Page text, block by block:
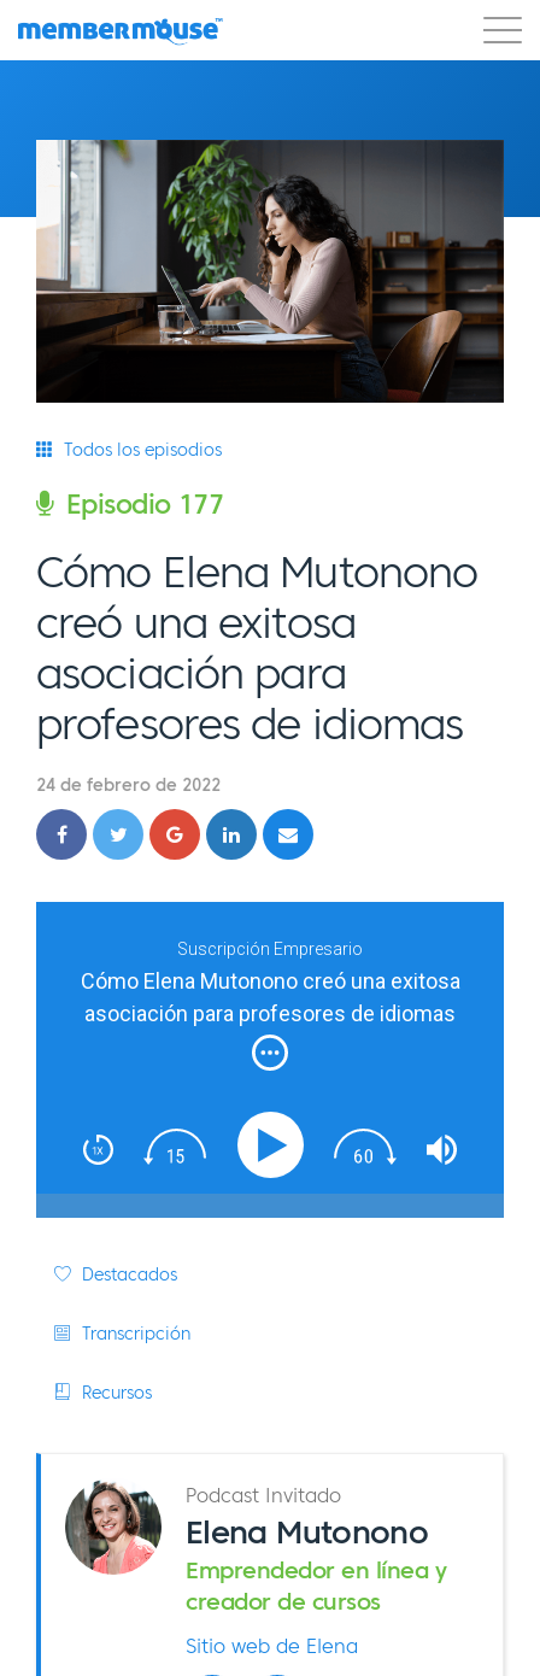
Comenzar
Todos los episodios
Episodio 177
Cómo Elena Mutonono
creó una exitosa
asociación para
profesores de idiomas
24 de febrero de 2022
Suscripción Empresario
Cómo Elena Mutonono creó una exitosa
asociación para profesores de idiomas
Destacados
Transcripción
Recursos
Podcast Invitado
Elena Mutonono
Emprendedor en línea y
creador de cursos
Sitio web de Elena